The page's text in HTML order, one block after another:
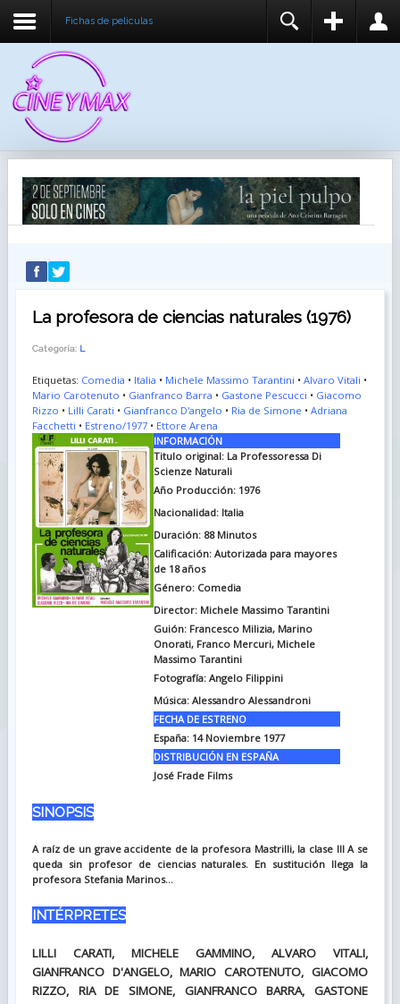
Fichas de peliculas
RECUÉRDEME
IDENTIFICARSE
REGISTER
La profesora de ciencias naturales (1976)
Categoría: L
Etiquetas: Comedia • Italia • Michele Massimo Tarantini • Alvaro Vitali •
Mario Carotenuto • Gianfranco Barra • Gastone Pescucci • Giacomo
Rizzo • Lilli Carati • Gianfranco D'angelo • Ria de Simone • Adriana
Facchetti • Estreno/1977• Ettore Arena
INFORMACIÓN
Titulo original: La Professoressa Di
Scienze Naturali
Año Producción: 1976
Nacionalidad: Italia
Duración: 88 Minutos
Calificación: Autorizada para mayores
de 18 años
Género: Comedia
Director: Michele Massimo Tarantini
Guión: Francesco Milizia, Marino
Onorati, Franco Mercuri, Michele
Massimo Tarantini
Fotografía: Angelo Filippini
Música: Alessandro Alessandroni
FECHA DE ESTRENO
España: 14 Noviembre 1977
DISTRIBUCIÓN EN ESPAÑA
José Frade Films
SINOPSIS
A raíz de un grave accidente de la profesora Mastrilli, la clase III A se
queda sin profesor de ciencias naturales. En sustitución llega la
profesora Stefania Marinos...
INTÉRPRETES
LILLI CARATI, MICHELE GAMMINO, ALVARO VITALI,
GIANFRANCO D'ANGELO, MARIO CAROTENUTO, GIACOMO
RIZZO, RIA DE SIMONE, GIANFRANCO BARRA, GASTONE